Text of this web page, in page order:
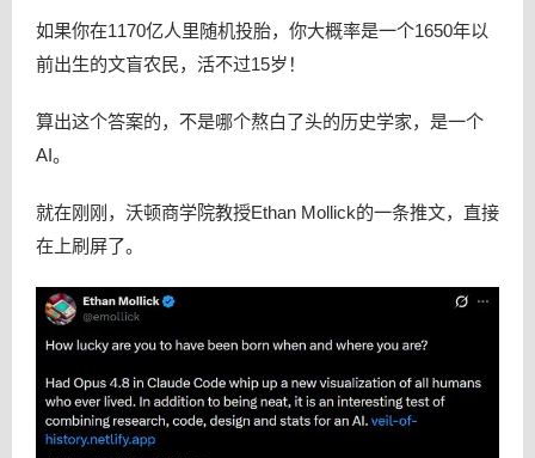
如果你在1170亿人里随机投胎，你大概率是一个1650年以
前出生的文盲农民，活不过15岁！
算出这个答案的，不是哪个熬白了头的历史学家，是一个
AI。
就在刚刚，沃顿商学院教授Ethan Mollick的一条推文，直接
在上刷屏了。